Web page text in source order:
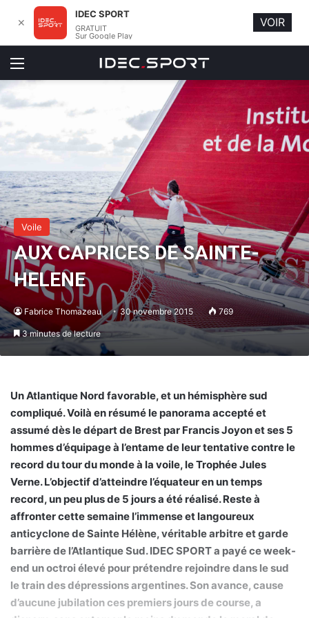
Menu
Voile
AUX CAPRICES DE SAINTE-
HELENE
Fabrice Thomazeau 30 novembre 2015 769
3 minutes de lecture
Un Atlantique Nord favorable, et un hémisphère sud
compliqué. Voilà en résumé le panorama accepté et
assumé dès le départ de Brest par Francis Joyon et ses 5
hommes d’équipage à l’entame de leur tentative contre le
record du tour du monde à la voile, le Trophée Jules
Verne. L’objectif d’atteindre l’équateur en un temps
record, un peu plus de 5 jours a été réalisé. Reste à
affronter cette semaine l’immense et langoureux
anticyclone de Sainte Hélène, véritable arbitre et garde
barrière de l’Atlantique Sud. IDEC SPORT a payé ce week-
end un octroi élevé pour prétendre rejoindre dans le sud
le train des dépressions argentines. Son avance, cause
d’aucune jubilation ces premiers jours de course, a
✕
IDEC SPORT
GRATUIT
Sur Google Play
VOIR